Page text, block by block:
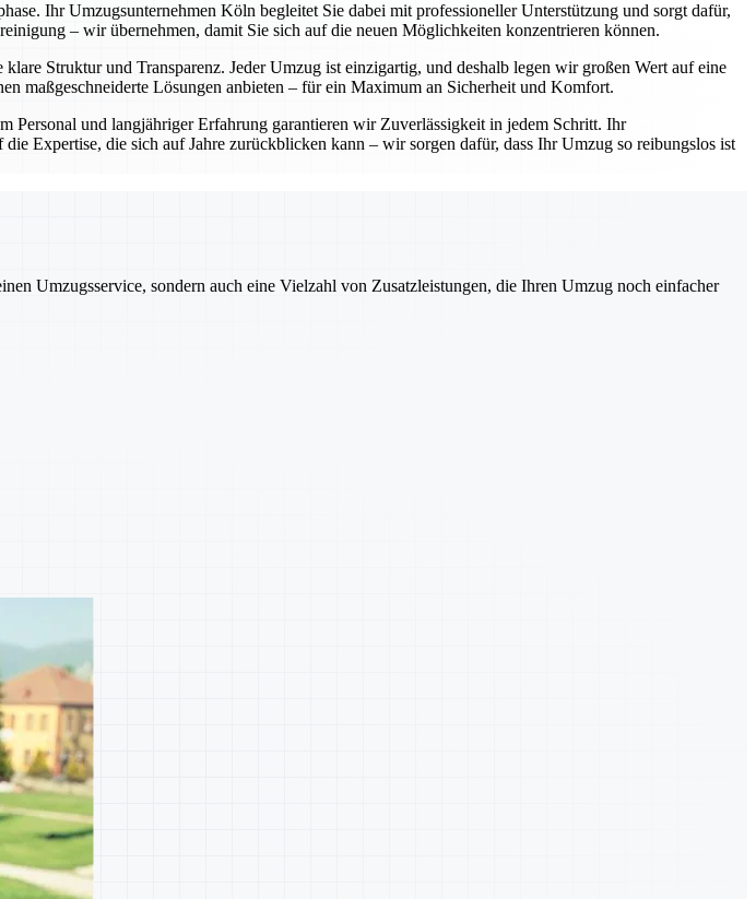
Ihr Umzugsunternehmen Köln begleitet Sie dabei mit professioneller Unterstützung und sorgt dafür,
– wir übernehmen, damit Sie sich auf die neuen Möglichkeiten konzentrieren können.
Struktur und Transparenz. Jeder Umzug ist einzigartig, und deshalb legen wir großen Wert auf eine
maßgeschneiderte Lösungen anbieten – für ein Maximum an Sicherheit und Komfort.
Personal und langjähriger Erfahrung garantieren wir Zuverlässigkeit in jedem Schritt. Ihr
Expertise, die sich auf Jahre zurückblicken kann – wir sorgen dafür, dass Ihr Umzug so reibungslos ist
Umzugsservice, sondern auch eine Vielzahl von Zusatzleistungen, die Ihren Umzug noch einfacher